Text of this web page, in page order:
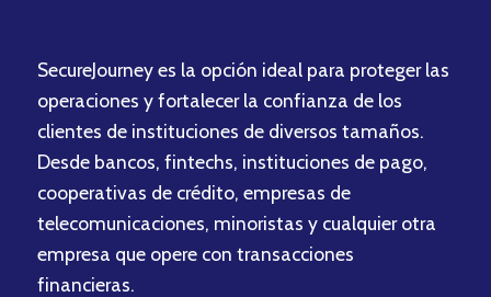
SecureJourney es la opción ideal para proteger las
operaciones y fortalecer la confianza de los
clientes de instituciones de diversos tamaños.
Desde bancos, fintechs, instituciones de pago,
cooperativas de crédito, empresas de
telecomunicaciones, minoristas y cualquier otra
empresa que opere con transacciones
financieras.